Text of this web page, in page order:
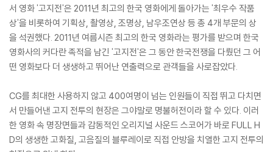
서 영화 '고지전'은 2011년 최고의 한국 영화에게 돌아가는 '최우수 작품
상'을 비롯하여 기획상, 촬영상, 조명상, 남우조연상 등 총 4개 부문의 상
을 석권했다. 2011년 여름시즌 최고의 한국 영화라는 평가를 받으며 한국
영화사의 커다란 족적을 남긴 '고지전'은 그 동안 한국전쟁을 다뤘던 그 어
떤 영화보다 더 생생하고 뛰어난 연출력으로 관객들을 사로잡았다.
CG를 최대한 사용하지 않고 400여명이 넘는 인원들이 직접 뛰고 다치면
서 만들어낸 고지 전투의 현장은 그야말로 명불허전이라 할 수 있다. 이러
한 영화 속 명장면들과 감동적인 오리지널 사운드 스코어가 바로 FULL H
D의 생생한 고화질, 고음질의 블루레이로 직접 안방을 치열한 고지 전투의